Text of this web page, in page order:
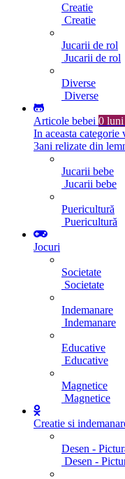
Creatie
Creatie
Jucarii de rol
Jucarii de rol
Diverse
Diverse
Articole bebei 0 luni
In aceasta
3ani relizate din
Jucarii bebe
Jucarii bebe
Puericultură
Puericultură
Jocuri
Societate
Societate
Indemanare
Indemanare
Educative
Educative
Magnetice
Magnetice
Creatie si
Desen -
Desen -